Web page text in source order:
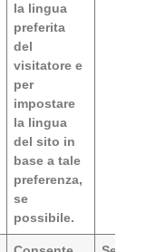
la lingua
preferita
del
visitatore e
per
impostare
la lingua
del sito in
base a tale
preferenza,
se
possibile.